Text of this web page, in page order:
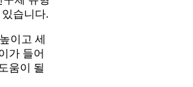
습니다.
이고 세
가 들어
움이 될